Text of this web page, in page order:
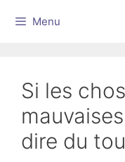
Menu
Si les
dire du